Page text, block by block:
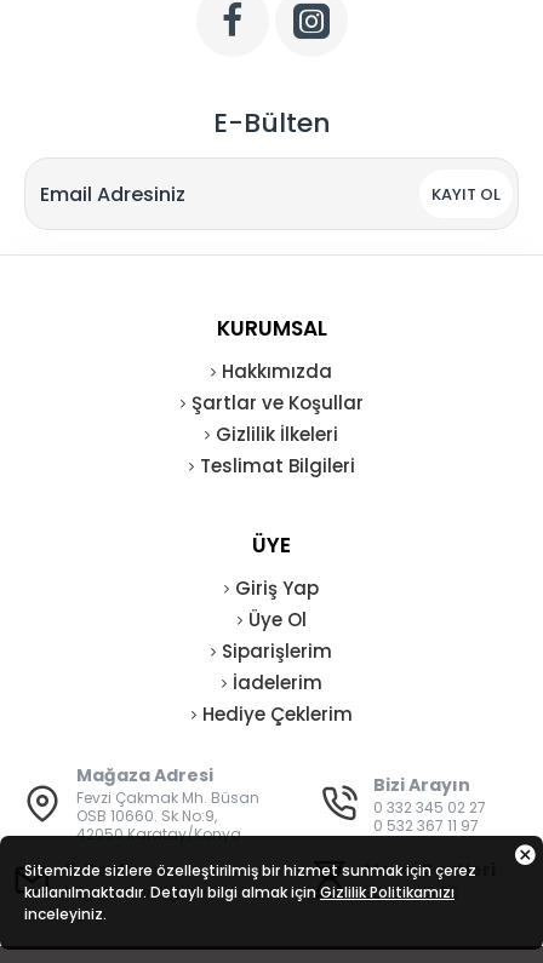
E-Bülten
KAYIT OL
KURUMSAL
Hakkımızda
Şartlar ve Koşullar
Gizlilik İlkeleri
Teslimat Bilgileri
ÜYE
Giriş Yap
Üye Ol
Siparişlerim
İadelerim
Hediye Çeklerim
Mağaza Adresi
Fevzi Çakmak Mh. Büsan
OSB 10660. Sk No:9,
42050 Karatay/Konya
Bizi Arayın
0 332 345 02 27
0 532 367 11 97
E-Posta
bilgi@vatanisguvenligi.com
Mesai Saatleri
08:00 - 19:00
Sitemizde sizlere özelleştirilmiş bir hizmet sunmak için çerez
kullanılmaktadır. Detaylı bilgi almak için Gizlilik Politikamızı
inceleyiniz.